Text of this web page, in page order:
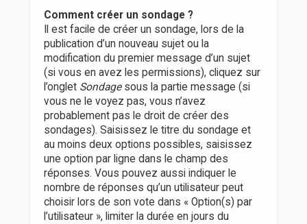
Comment créer un sondage ?
Il est facile de créer un sondage, lors de la
publication d’un nouveau sujet ou la
modification du premier message d’un sujet
(si vous en avez les permissions), cliquez sur
l’onglet Sondagesous la partie message (si
vous ne le voyez pas, vous n’avez
probablement pas le droit de créer des
sondages). Saisissez le titre du sondage et
au moins deux options possibles, saisissez
une option par ligne dans le champ des
réponses. Vous pouvez aussi indiquer le
nombre de réponses qu’un utilisateur peut
choisir lors de son vote dans « Option(s) par
l’utilisateur », limiter la durée en jours du